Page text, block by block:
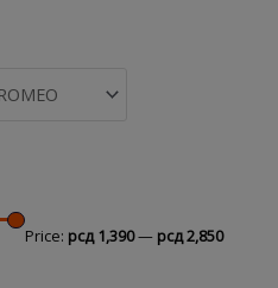
Price: рсд 1,390— рсд 2,850